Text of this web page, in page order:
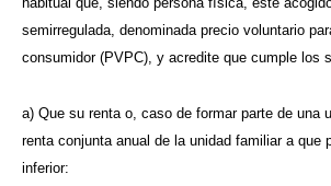
semirregulada, denominada precio voluntario
consumidor (PVPC), y acredite que cumple los
a) Que su renta o, caso de formar parte de una
renta conjunta anual de la unidad familiar a que
inferior: